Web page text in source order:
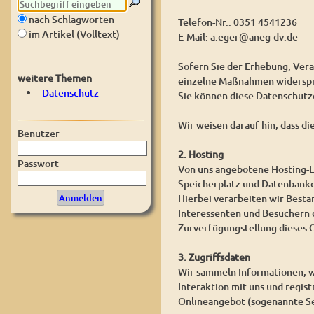
nach Schlagworten
im Artikel (Volltext)
weitere Themen
Datenschutz
Benutzer
Passwort
Telefon-Nr.: 0351 4541236
E-Mail: a.eger@aneg-dv.de
Sofern Sie der Erhebung,
einzelne Maßnahmen
Sie können diese
Wir weisen darauf hin, dass
2. Hosting
Von uns angebotene
Speicherplatz und
Hierbei verarbeiten wir
Interessenten und
Zurverfügungstellung dieses
3. Zugriffsdaten
Wir sammeln Informationen,
Interaktion mit uns und
Onlineangebot (sogenannte